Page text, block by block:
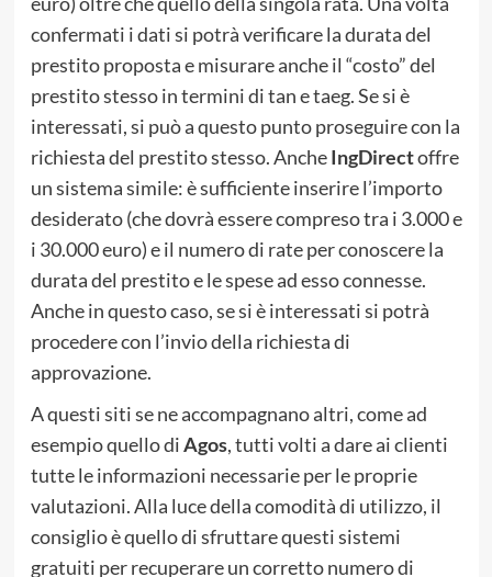
confermati i dati si potrà verificare la durata del
prestito proposta e misurare anche il “costo” del
prestito stesso in termini di tan e taeg. Se si è
interessati, si può a questo punto proseguire con la
richiesta del prestito stesso. AncheIngDirectoffre
un sistema simile: è sufficiente inserire l’importo
desiderato (che dovrà essere compreso tra i 3.000 e
i 30.000 euro) e il numero di rate per conoscere la
durata del prestito e le spese ad esso connesse.
Anche in questo caso, se si è interessati si potrà
procedere con l’invio della richiesta di
approvazione.
A questi siti se ne accompagnano altri, come ad
esempio quello diAgos, tutti volti a dare ai clienti
tutte le informazioni necessarie per le proprie
valutazioni. Alla luce della comodità di utilizzo, il
consiglio è quello di sfruttare questi sistemi
gratuiti per recuperare un corretto numero di